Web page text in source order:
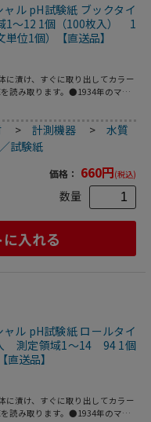
ル pH試験紙 ブックタイ
1～12 1個（100枚入） 1
位1個）【直送品】
漬け、すぐに取り出してカラー
読み取ります。●1934年のマイ
リー社(MEL社)立ち上げ以降、
ブランドを確立し、現在では
りMEL社の品質がスタンダード
ンプルの場合には、安全の為、
とをお勧めします。●試験紙の
タイプです。●pH測定領域：1～
ブックタイプ ボトル入●入
酸であることが予想される場合
>計測機器 >水質
試験紙
価格： 660円(税込)
数量
入れる
ル pH試験紙 ロールタイ
測定領域1～14 94 1個
直送品】
漬け、すぐに取り出してカラー
読み取ります。●1934年のマイ